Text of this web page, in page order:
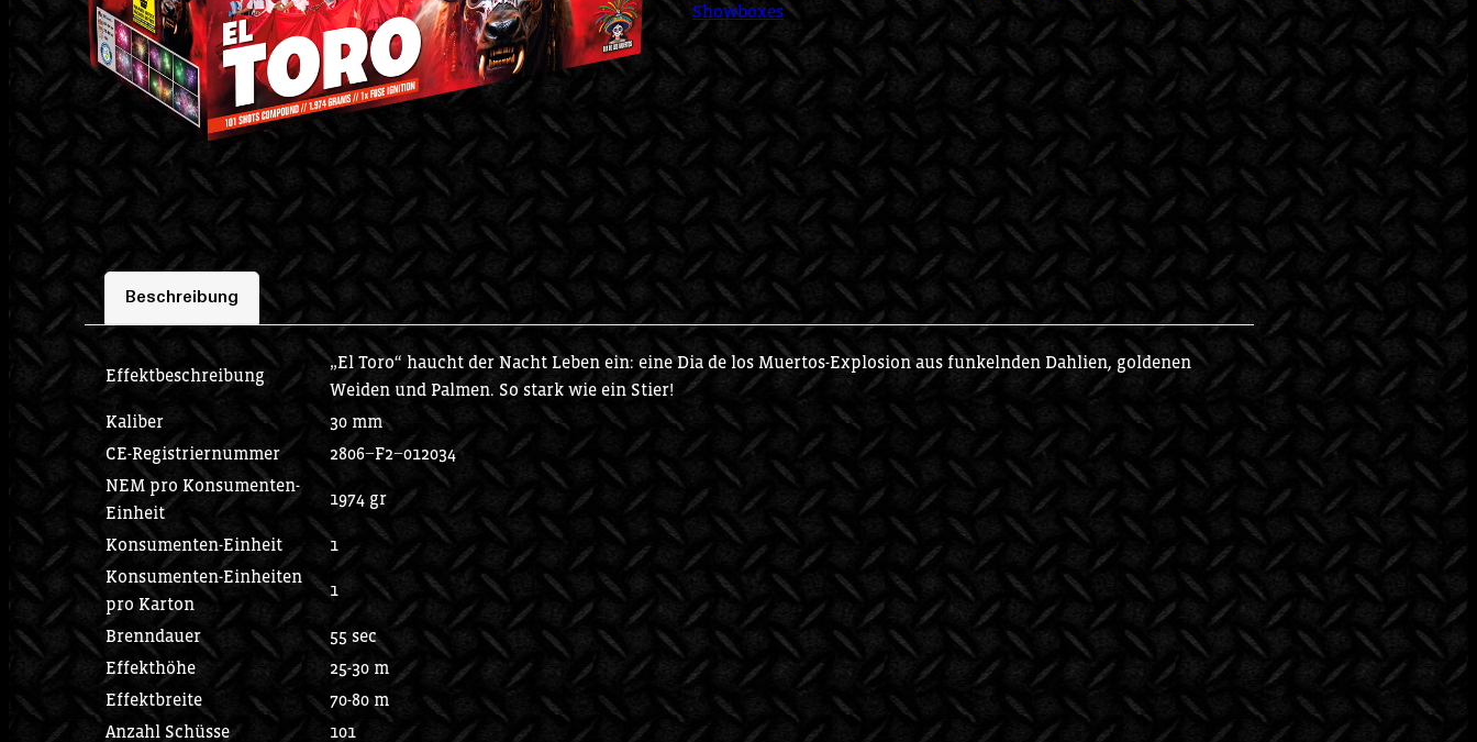
Showboxes
Beschreibung
Effektbeschreibung
„El Toro“ haucht der Nacht Leben ein: eine Dia de los Muertos-Explosion aus funkelnden Dahlien, goldenen
Weiden und Palmen. So stark wie ein Stier!
Kaliber
30 mm
CE-Registriernummer
2806−F2−012034
NEM pro Konsumenten-
Einheit
1974 gr
Konsumenten-Einheit
1
Konsumenten-Einheiten
pro Karton
1
Brenndauer
55 sec
Effekthöhe
25-30 m
Effektbreite
70-80 m
Anzahl Schüsse
101